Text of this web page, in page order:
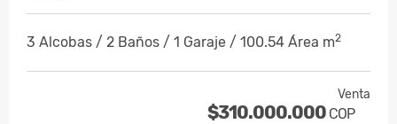
3 Alcobas / 2 Baños / 1 Garaje / 100.54 Área m2
Venta
$310.000.000 COP